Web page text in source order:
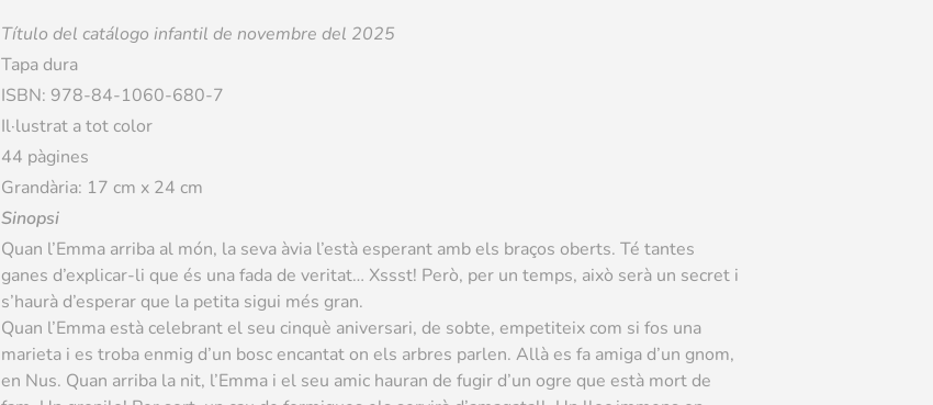
Título del catálogo infantil de novembre del 2025
Tapa dura
ISBN: 978-84-1060-680-7
Il·lustrat a tot color
44 pàgines
Grandària: 17 cm x 24 cm
Sinopsi
Quan l’Emma arriba al món, la seva àvia l’està esperant amb els braços oberts. Té tantes
ganes d’explicar-li que és una fada de veritat… Xssst! Però, per un temps, això serà un secret i
s’haurà d’esperar que la petita sigui més gran.
Quan l’Emma està celebrant el seu cinquè aniversari, de sobte, empetiteix com si fos una
marieta i es troba enmig d’un bosc encantat on els arbres parlen. Allà es fa amiga d’un gnom,
en Nus. Quan arriba la nit, l’Emma i el seu amic hauran de fugir d’un ogre que està mort de